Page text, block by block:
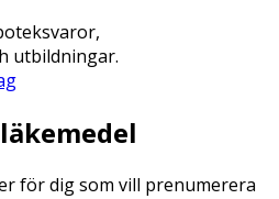
utbildningar.
för dig som vill prenumerera